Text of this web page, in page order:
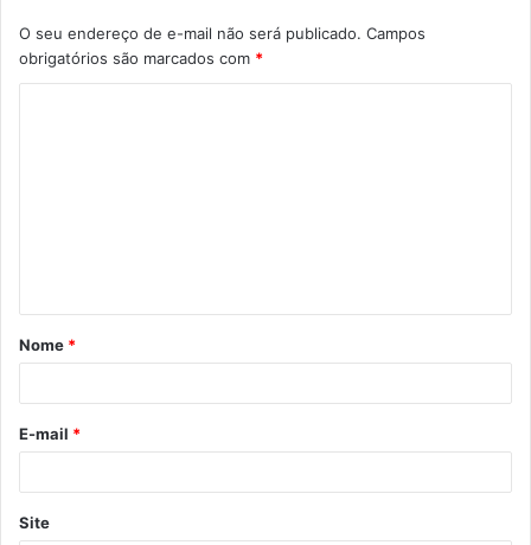
O seu endereço de e-mail não será publicado. Campos
obrigatórios são marcados com *
á
r
*
Nome *
E-mail *
Site